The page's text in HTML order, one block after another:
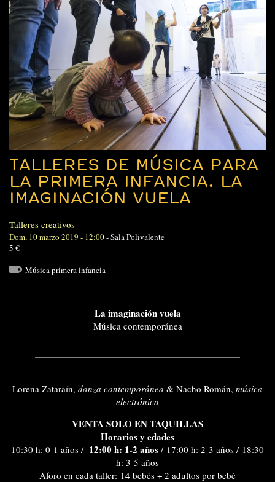
TALLERES DE MÚSICA PARA
LA PRIMERA INFANCIA. LA
IMAGINACIÓN VUELA
Talleres creativos
Dom, 10 marzo 2019 - 12:00-Sala Polivalente
5 €
Música primera infancia
La imaginación vuela
Música contemporánea
Lorena Zataraín, danza contemporánea & Nacho Román, música
electrónica
VENTA SOLO EN TAQUILLAS
Horarios y edades
10:30 h: 0-1 años / 12:00 h: 1-2 años / 17:00 h: 2-3 años / 18:30
h: 3-5 años
Aforo en cada taller: 14 bebés + 2 adultos por bebé